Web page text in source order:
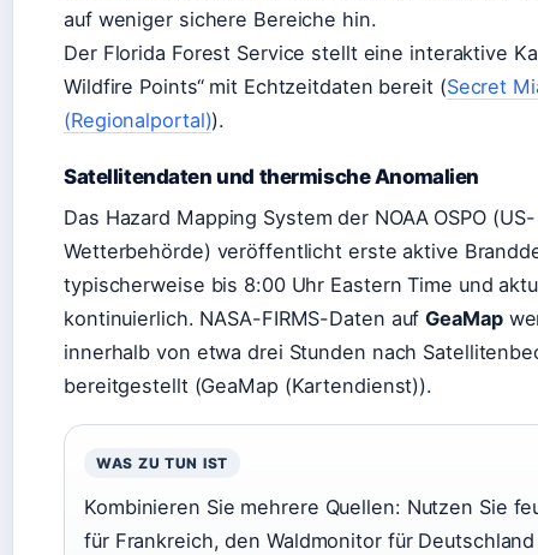
auf weniger sichere Bereiche hin.
Der Florida Forest Service stellt eine interaktive
Wildfire Points“ mit Echtzeitdaten bereit (Secret
(Regionalportal)).
Satellitendaten und thermische Anomalien
Das Hazard Mapping System der NOAA OSPO (US-
Wetterbehörde) veröffentlicht erste aktive
typischerweise bis 8:00 Uhr Eastern Time und
kontinuierlich. NASA-FIRMS-Daten aufGeaMap
innerhalb von etwa drei Stunden nach
bereitgestellt (GeaMap (Kartendienst)).
WAS ZU TUN IST
Kombinieren Sie mehrere Quellen: Nutzen Sie
für Frankreich, den Waldmonitor für